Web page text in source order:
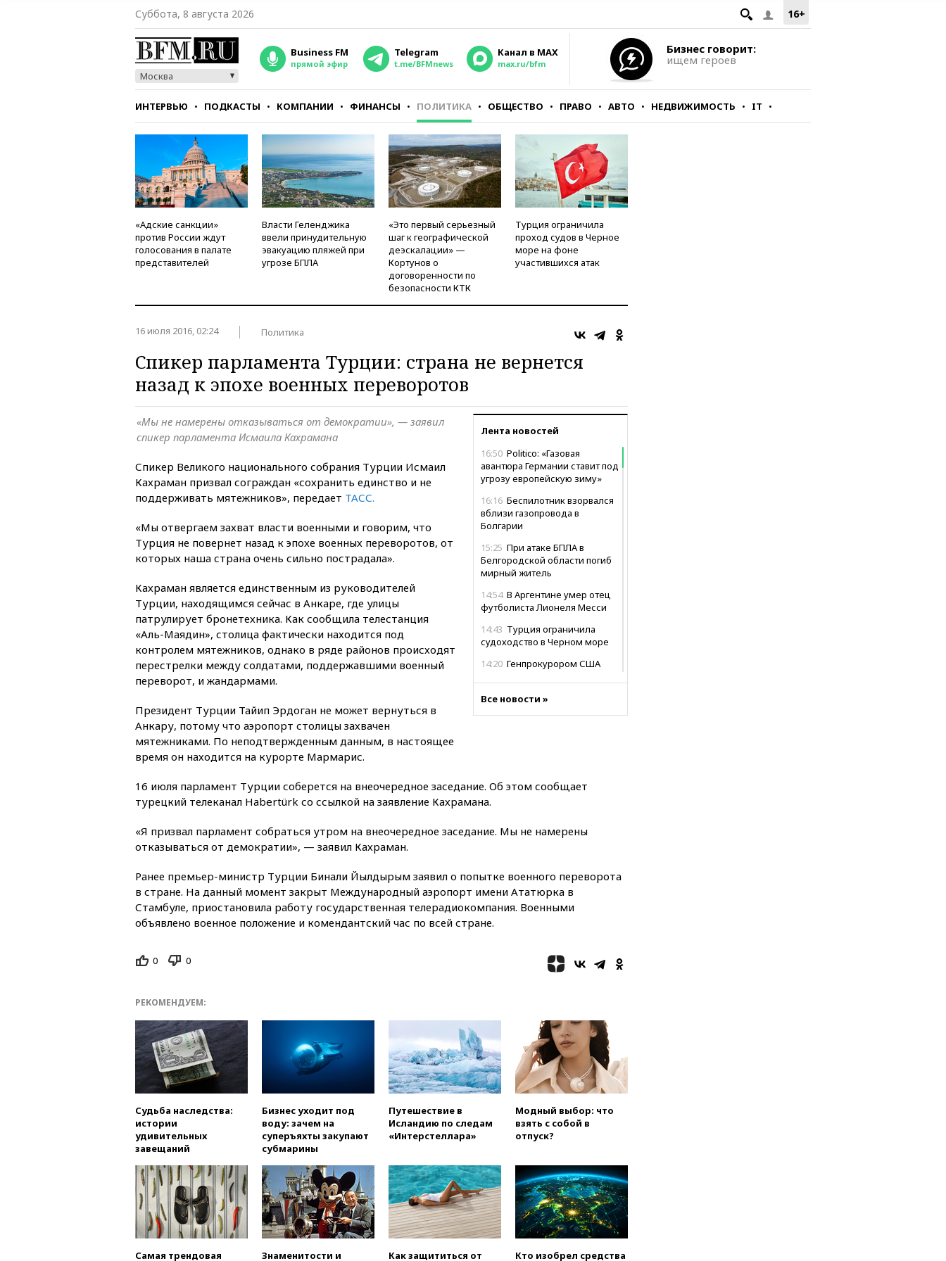
16+
Суббота, 8 августа 2026
Москва
Business FM
прямой эфир
Telegram
t.me/BFMnews
Канал в MAX
max.ru/bfm
Бизнес говорит:
ищем героев
ИНТЕРВЬЮ ПОДКАСТЫ КОМПАНИИ ФИНАНСЫ ПОЛИТИКА ОБЩЕСТВО ПРАВО АВТО НЕДВИЖИМОСТЬ IT
СТИЛЬ ТЕСТЫ
«Адские санкции»
против России ждут
голосования в палате
представителей
Власти Геленджика
ввели принудительную
эвакуацию пляжей при
угрозе БПЛА
«Это первый серьезный
шаг к географической
деэскалации» —
Кортунов о
договоренности по
безопасности КТК
Турция ограничила
проход судов в Черное
море на фоне
участившихся атак
16 июля 2016, 02:24 Политика
Спикер парламента Турции: страна не вернется
назад к эпохе военных переворотов
Лента новостей
16:50 Politico: «Газовая
авантюра Германии ставит под
угрозу европейскую зиму»
16:16 Беспилотник взорвался
вблизи газопровода в
Болгарии
15:25 При атаке БПЛА в
Белгородской области погиб
мирный житель
14:54 В Аргентине умер отец
футболиста Лионеля Месси
14:43 Турция ограничила
судоходство в Черном море
14:20 Генпрокурором США
13:37 Пляжи Геленджика
12:27
Возгорание на Ильском
НПЗ, вызванное атакой БПЛА,
потушили
11:47 Суд оставил под
арестом Rolls-Royce блогера
11:07 При столкновении
катера и лодки под Самарой
погибли два человека
10:27
Силы ПВО перехватили
за утро 85 БПЛА над
обломков дрона
08:57
Собянин сообщил о
девяти БПЛА, сбитых на
подлете к Москве
08:42
Силы ПВО сбили почти
400 БПЛА над российскими
регионами
Лукашенко призвал
селах
07:30
Нигерия стала
крупнейшим поставщиком
авиатоплива в Европу
06:30
США и Колумбия
обсуждают координацию
Все новости »
«Мы не намерены отказываться от демократии», — заявил
спикер парламента Исмаила Кахрамана
Спикер Великого национального собрания Турции Исмаил
Кахраман призвал сограждан «сохранить единство и не
поддерживать мятежников», передает ТАСС.
«Мы отвергаем захват власти военными и говорим, что
Турция не повернет назад к эпохе военных переворотов, от
которых наша страна очень сильно пострадала».
Кахраман является единственным из руководителей
Турции, находящимся сейчас в Анкаре, где улицы
патрулирует бронетехника. Как сообщила телестанция
«Аль-Маядин», столица фактически находится под
контролем мятежников, однако в ряде районов происходят
перестрелки между солдатами, поддержавшими военный
переворот, и жандармами.
Президент Турции Тайип Эрдоган не может вернуться в
Анкару, потому что аэропорт столицы захвачен
мятежниками. По неподтвержденным данным, в настоящее
время он находится на курорте Мармарис.
16 июля парламент Турции соберется на внеочередное заседание. Об этом сообщает
турецкий телеканал Habertürk со ссылкой на заявление Кахрамана.
«Я призвал парламент собраться утром на внеочередное заседание. Мы не намерены
отказываться от демократии», — заявил Кахраман.
Ранее премьер-министр Турции Бинали Йылдырым заявил о попытке военного переворота
в стране. На данный момент закрыт Международный аэропорт имени Ататюрка в
Стамбуле, приостановила работу государственная телерадиокомпания. Военными
объявлено военное положение и комендантский час по всей стране.
0 0
РЕКОМЕНДУЕМ:
Судьба наследства:
истории
удивительных
завещаний
Бизнес уходит под
воду: зачем на
суперъяхты закупают
субмарины
Путешествие в
Исландию по следам
«Интерстеллара»
Модный выбор: что
взять с собой в
отпуск?
Самая трендовая
Знаменитости и
Как защититься от
Кто изобрел средства